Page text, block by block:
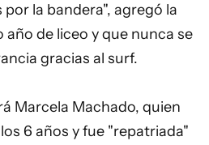
la bandera", agregó la
de liceo y que nunca se
gracias al surf.
Marcela Machado, quien
6 años y fue "repatriada"